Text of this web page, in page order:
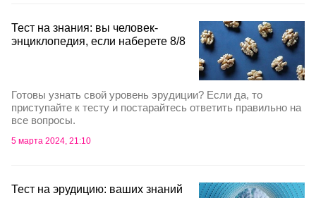
Тест на знания: вы человек-
энциклопедия, если наберете 8/8
Готовы узнать свой уровень эрудиции? Если да, то
приступайте к тесту и постарайтесь ответить правильно на
все вопросы.
5 марта 2024, 21:10
Тест на эрудицию: ваших знаний